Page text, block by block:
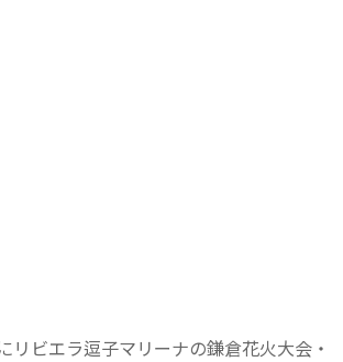
リビエラ逗子マリーナの鎌倉花火大会・